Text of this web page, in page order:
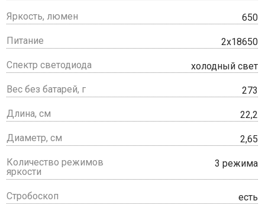
Яркость, люмен 650
Питание 2x18650
Спектр светодиода холодный свет
Вес без батарей, г 273
Длина, см 22,2
Диаметр, см 2,65
Количество режимов
яркости
3 режима
Стробоскоп есть